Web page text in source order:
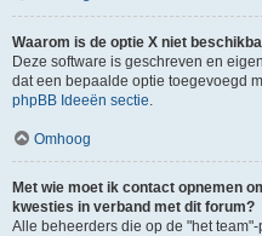
Waarom is de optie X niet
Deze software is geschreven en
dat een bepaalde optie toegevoegd
phpBB Ideeën sectie.
Omhoog
Met wie moet ik contact opnemen
kwesties in verband met dit forum?
Alle beheerders die op de "het